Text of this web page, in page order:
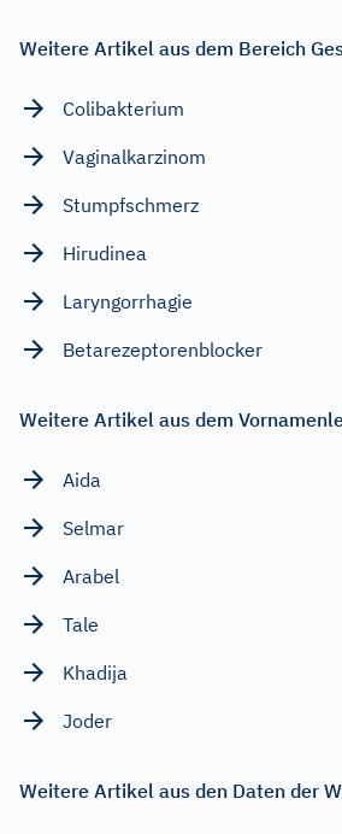
Weitere Artikel aus dem Bereich
Colibakterium
Vaginalkarzinom
Stumpfschmerz
Hirudinea
Laryngorrhagie
Betarezeptorenblocker
Weitere Artikel aus dem
Aida
Selmar
Arabel
Tale
Khadija
Joder
Weitere Artikel aus den Daten der